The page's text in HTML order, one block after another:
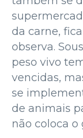
da carne,
observa.
peso vivo
vencidas,
se
de animais
não coloca